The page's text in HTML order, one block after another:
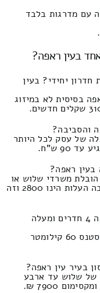
עם מדרגות בלבד
בעין ראפה?
יחידי? בעין
בסיסית לא במיזוג
של עסק לכל היותר
ראפה?
משרדי שלוש או
שלוש וחצי חדרי שינה בעין ראפה והסביבה העלות הינו 2800 וזה
כמה עולה שינוע של משרד בעיר עין ראפה 4 חדרים ומעלה
בזיווג טיפולי אריזה של משרד עד ל# דיסטנס 60 קילומטר
בעיר עין ראפה?
של שלוש עד ארבע